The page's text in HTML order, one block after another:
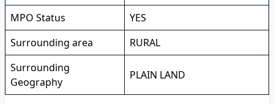
MPO Status
YES
Surrounding area
RURAL
Surrounding
Geography
PLAIN LAND